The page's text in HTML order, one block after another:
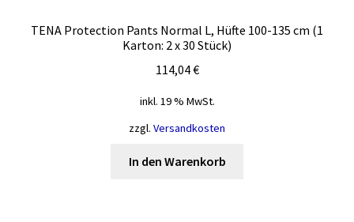
TENA Protection Pants Normal L, Hüfte 100-135 cm (1
Karton: 2 x 30 Stück)
114,04€
inkl. 19 % MwSt.
zzgl. Versandkosten
In den Warenkorb